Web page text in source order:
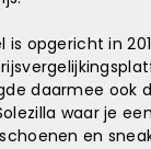
is opgericht in
daarmee ook
waar je
en